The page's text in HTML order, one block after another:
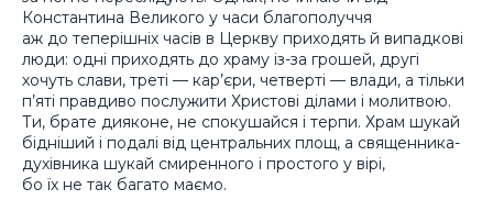
Константина Великого у часи благополуччя
аж до теперішніх часів в Церкву приходять й випадкові
люди: одні приходять до храму із-за грошей, другі
хочуть слави, треті — кар’єри, четверті — влади, а тільки
п’яті правдиво послужити Христові ділами і молитвою.
Ти, брате дияконе, не спокушайся і терпи. Храм шукай
бідніший і подалі від центральних площ, а священника-
духівника шукай смиренного і простого у вірі,
бо їх не так багато маємо.